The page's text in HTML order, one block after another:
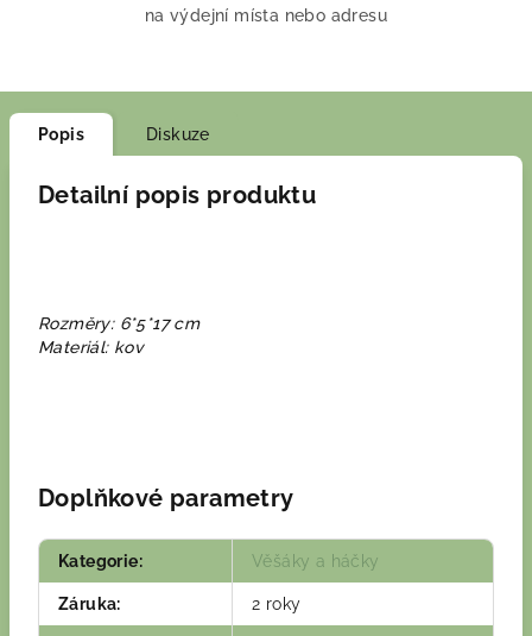
na výdejní místa nebo adresu
Popis Diskuze
Detailní popis produktu
Rozměry: 6*5*17 cm
Materiál: kov
Doplňkové parametry
Kategorie: Věšáky a háčky
Záruka: 2 roky